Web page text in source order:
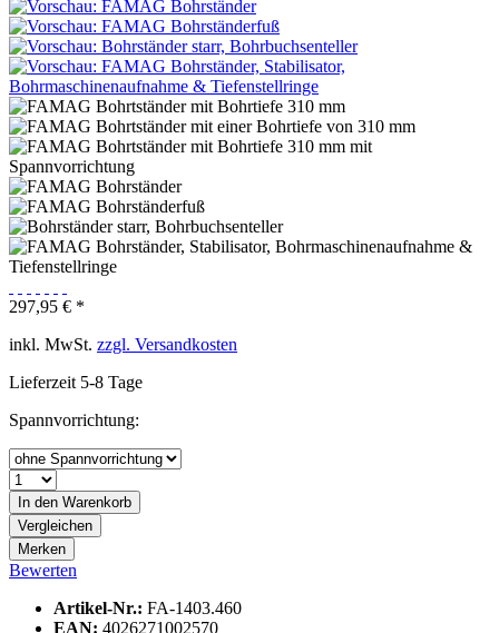
297,95 € *
inkl. MwSt. zzgl. Versandkosten
Lieferzeit 5-8 Tage
Spannvorrichtung:
In den Warenkorb
Vergleichen
Merken
Bewerten
Artikel-Nr.: FA-1403.460
EAN: 4026271002570